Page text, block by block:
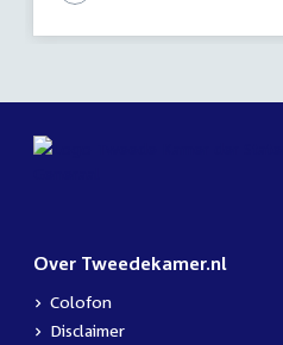
Over Tweedekamer.nl
Colofon
Disclaimer